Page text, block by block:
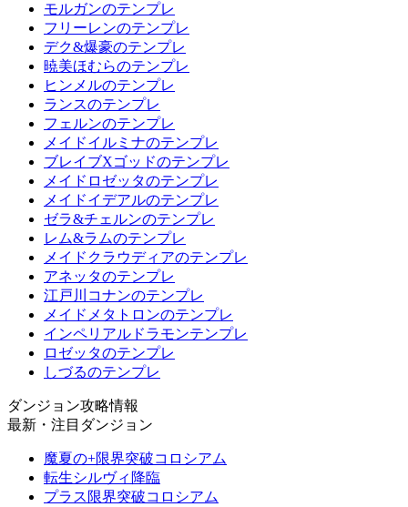
モルガンのテンプレ
フリーレンのテンプレ
デク&爆豪のテンプレ
暁美ほむらのテンプレ
ヒンメルのテンプレ
ランスのテンプレ
フェルンのテンプレ
メイドイルミナのテンプレ
ブレイブXゴッドのテンプレ
メイドロゼッタのテンプレ
メイドイデアルのテンプレ
ゼラ&チェルンのテンプレ
レム&ラムのテンプレ
メイドクラウディアのテンプレ
アネッタのテンプレ
江戸川コナンのテンプレ
メイドメタトロンのテンプレ
インペリアルドラモンテンプレ
ロゼッタのテンプレ
しづるのテンプレ
ダンジョン攻略情報
最新・注目ダンジョン
魔夏の+限界突破コロシアム
転生シルヴィ降臨
プラス限界突破コロシアム